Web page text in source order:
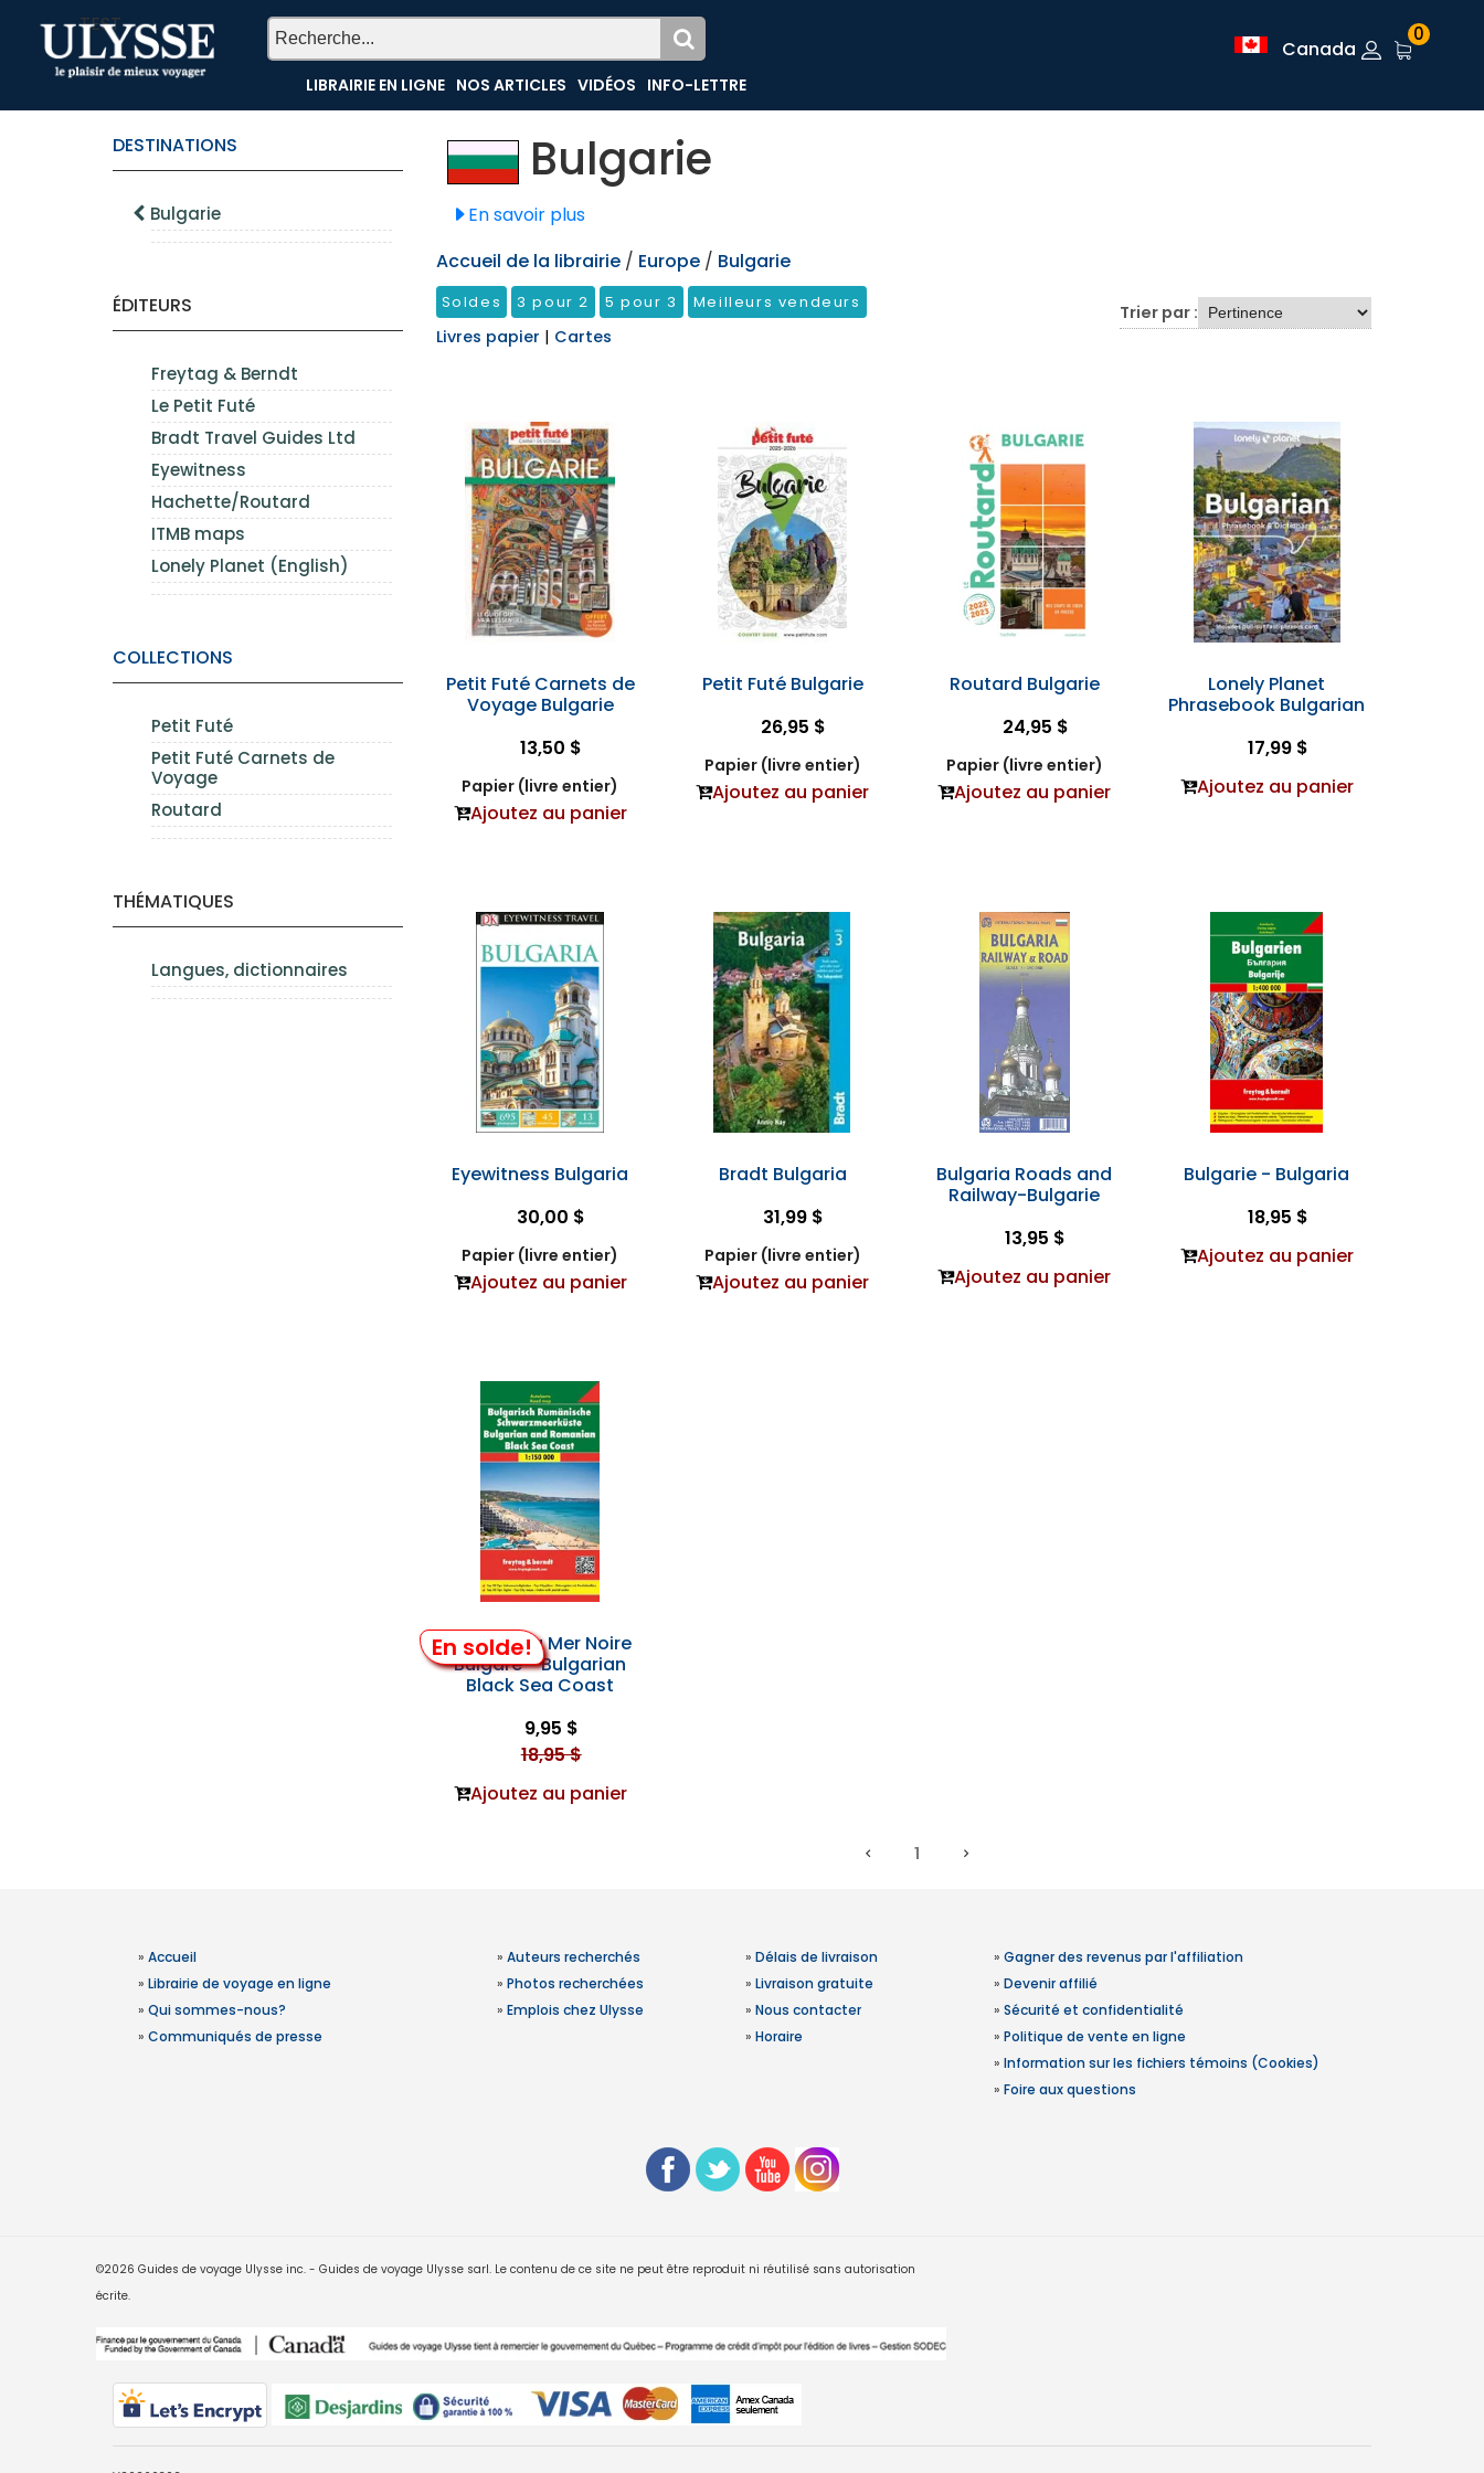
TEST
LIBRAIRIE EN LIGNE NOS ARTICLES VIDÉOS INFO-LETTRE
Canada
0
DESTINATIONS
Bulgarie
ÉDITEURS
Freytag & Berndt
Le Petit Futé
Bradt Travel Guides Ltd
Eyewitness
Hachette/Routard
ITMB maps
Lonely Planet (English)
COLLECTIONS
Petit Futé
Petit Futé Carnets de
Voyage
Routard
THÉMATIQUES
Langues, dictionnaires
Bulgarie
En savoir plus
Accueil de la librairie / Europe / Bulgarie
Soldes 3 pour 2 5 pour 3 Meilleurs vendeurs
Livres papier | Cartes
Trier par :
Petit Futé Carnets de
Voyage Bulgarie
13,50 $
Papier (livre entier)
Ajoutez au panier
Petit Futé Bulgarie
26,95 $
Papier (livre entier)
Ajoutez au panier
Routard Bulgarie
24,95 $
Papier (livre entier)
Ajoutez au panier
Lonely Planet
Phrasebook Bulgarian
17,99 $
Ajoutez au panier
Eyewitness Bulgaria
30,00 $
Papier (livre entier)
Ajoutez au panier
Bradt Bulgaria
31,99 $
Papier (livre entier)
Ajoutez au panier
Bulgaria Roads and
Railway-Bulgarie
13,95 $
Ajoutez au panier
Bulgarie - Bulgaria
18,95 $
Ajoutez au panier
En solde!
Côte de la Mer Noire
Bulgare - Bulgarian
Black Sea Coast
9,95 $
18,95 $
Ajoutez au panier
1
» Accueil
» Librairie de voyage en ligne
» Qui sommes-nous?
» Communiqués de presse
» Auteurs recherchés
» Photos recherchées
» Emplois chez Ulysse
» Délais de livraison
» Livraison gratuite
» Nous contacter
» Horaire
» Gagner des revenus par l'affiliation
» Devenir affilié
» Sécurité et confidentialité
» Politique de vente en ligne
» Information sur les fichiers témoins (Cookies)
» Foire aux questions
©2026 Guides de voyage Ulysse inc. - Guides de voyage Ulysse sarl. Le contenu de ce site ne peut être reproduit ni réutilisé sans autorisation
écrite.